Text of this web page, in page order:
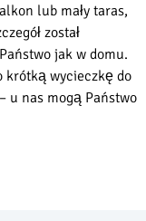
lub mały taras,
został
jak w domu.
krótką wycieczkę do
u nas mogą Państwo